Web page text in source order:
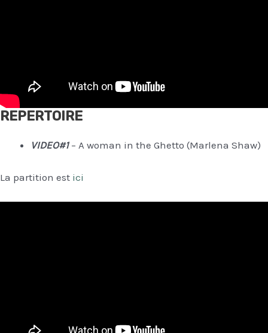
REPERTOIRE
VIDEO#1 – A woman in the Ghetto (Marlena Shaw)
La partition est ici